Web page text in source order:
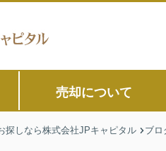
売却について
探しなら株式会社JPキャピタル ブロ